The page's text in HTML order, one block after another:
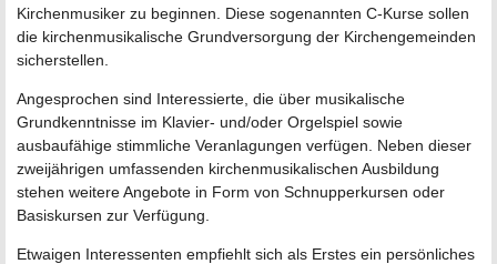
Kirchenmusiker zu beginnen. Diese sogenannten C-Kurse sollen
die kirchenmusikalische Grundversorgung der Kirchengemeinden
sicherstellen.
Angesprochen sind Interessierte, die über musikalische
Grundkenntnisse im Klavier- und/oder Orgelspiel sowie
ausbaufähige stimmliche Veranlagungen verfügen. Neben dieser
zweijährigen umfassenden kirchenmusikalischen Ausbildung
stehen weitere Angebote in Form von Schnupperkursen oder
Basiskursen zur Verfügung.
Etwaigen Interessenten empfiehlt sich als Erstes ein persönliches